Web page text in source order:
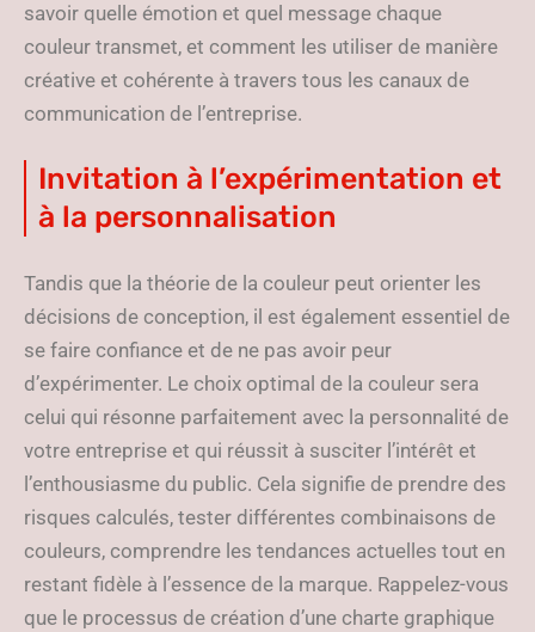
savoir quelle émotion et quel message chaque
couleur transmet, et comment les utiliser de manière
créative et cohérente à travers tous les canaux de
communication de l’entreprise.
Invitation à l’expérimentation et
à la personnalisation
Tandis que la théorie de la couleur peut orienter les
décisions de conception, il est également essentiel de
se faire confiance et de ne pas avoir peur
d’expérimenter. Le choix optimal de la couleur sera
celui qui résonne parfaitement avec la personnalité de
votre entreprise et qui réussit à susciter l’intérêt et
l’enthousiasme du public. Cela signifie de prendre des
risques calculés, tester différentes combinaisons de
couleurs, comprendre les tendances actuelles tout en
restant fidèle à l’essence de la marque. Rappelez-vous
que le processus de création d’une charte graphique